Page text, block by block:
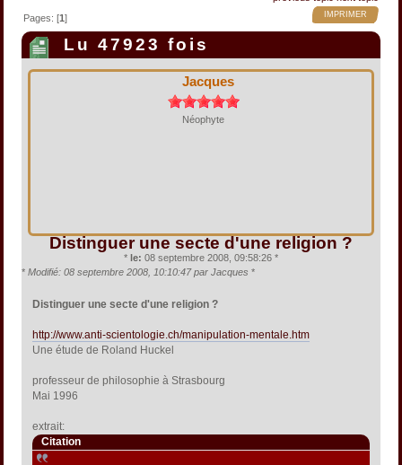
IMPRIMER
Pages: [1]
Lu 47923 fois
Jacques
Néophyte
Distinguer une secte d'une religion ?
* le: 08 septembre 2008, 09:58:26 *
* Modifié: 08 septembre 2008, 10:10:47 par Jacques *
Distinguer une secte d'une religion ?
http://www.anti-scientologie.ch/manipulation-mentale.htm
Une étude de Roland Huckel
professeur de philosophie à Strasbourg
Mai 1996
extrait:
Citation